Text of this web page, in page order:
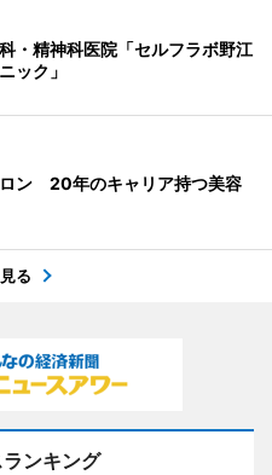
・精神科医院「セルフラボ野江
ック」
ン 20年のキャリア持つ美容
る
ンキング